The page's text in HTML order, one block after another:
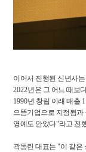
이어서 진행된 신년사
2022년은 그 어느 때보
1990년 창립 이래 매출 1
으뜸기업으로 지정됨과
영예도 안았다"라고 전
곽동린 대표는"이 같은